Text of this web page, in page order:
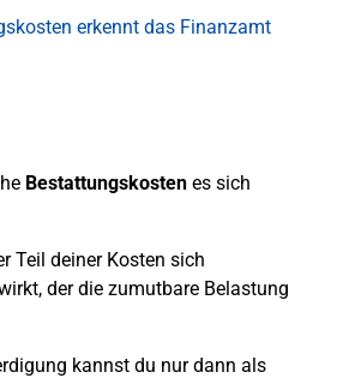
erkennt das Finanzamt
Bestattungskosten es sich
Teil deiner Kosten sich
der die zumutbare Belastung
kannst du nur dann als